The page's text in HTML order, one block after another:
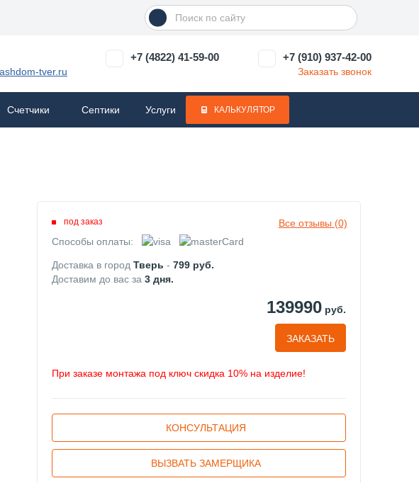
tver.ru
+7 (4822) 41-59-00 +7 (910) 937-42-00
Заказать звонок
Cчетчики Септики Услуги КАЛЬКУЛЯТОР
Все отзывы (0)
под заказ
Способы оплаты:
Доставка в город Тверь - 799 руб.
Доставим до вас за 3 дня.
139990руб.
ЗАКАЗАТЬ
При заказе монтажа под ключ скидка 10% на изделие!
КОНСУЛЬТАЦИЯ
ВЫЗВАТЬ ЗАМЕРЩИКА